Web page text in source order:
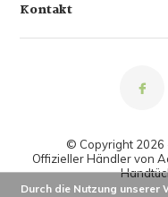
Kontakt
© Copyright 2026
Offizieller Händler von
Durch die Nutzung unserer